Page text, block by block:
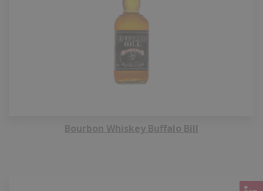
Bourbon Whiskey Buffalo Bill